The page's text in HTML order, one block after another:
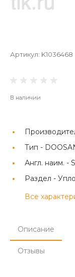
Артикул: K1036468
В наличии
Тип -
Англ. наим. -
Раздел -
Все
Описание
Отзывы